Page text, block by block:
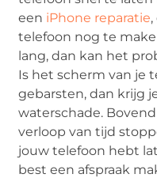
een iPhone reparatie
telefoon nog te
lang, dan kan het
Is het scherm van je
gebarsten, dan krijg
waterschade.
verloop van tijd
jouw telefoon hebt
best een afspraak